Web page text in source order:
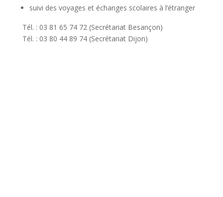
suivi des voyages et échanges scolaires à l’étranger
Tél. : 03 81 65 74 72 (Secrétariat Besançon)
Tél. : 03 80 44 89 74 (Secrétariat Dijon)